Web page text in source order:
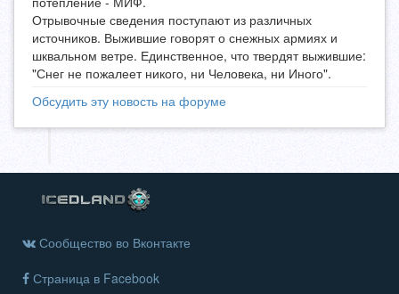
Отрывочные сведения поступают из различных
источников. Выжившие говорят о снежных армиях и
шквальном ветре. Единственное, что твердят выжившие:
"Снег не пожалеет никого, ни Человека, ни Иного".
Обсудить эту новость на форуме
Сообщество во Вконтакте
Страница в Facebook